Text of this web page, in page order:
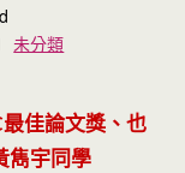
未分類
佳論文獎、也
雋宇同學